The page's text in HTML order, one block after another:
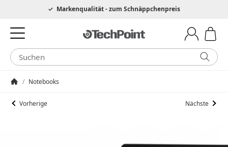
Hotline 0049 6205 3079975Markenqualität - zum Schnäppchenpreis
/ Notebooks
Vorherige Nächste